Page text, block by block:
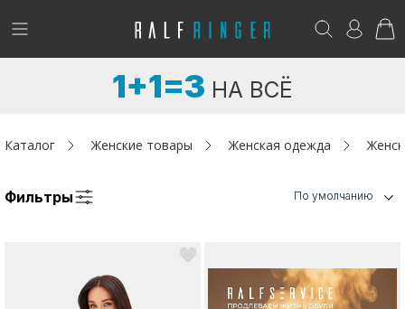
!
Женщинам
Возникли вопросы? - club@ralf.ru
1+1=3 НА ВСЁ
Каталог Женские товары Женская одежда
Фильтры По умолчанию